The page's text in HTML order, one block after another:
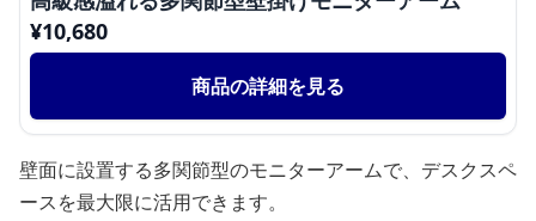
¥10,680
商品の詳細を見る
壁面に設置する多関節型のモニターアームで、デスクスペ
ースを最大限に活用できます。